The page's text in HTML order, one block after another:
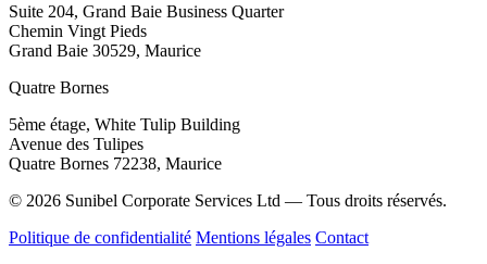
Suite 204, Grand Baie Business Quarter
Chemin Vingt Pieds
Grand Baie 30529, Maurice
Quatre Bornes
5ème étage, White Tulip Building
Avenue des Tulipes
Quatre Bornes 72238, Maurice
© 2026 Sunibel Corporate Services Ltd — Tous droits réservés.
Politique de confidentialité Mentions légales Contact